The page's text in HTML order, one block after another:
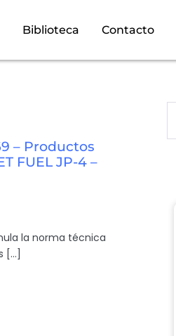
Biblioteca Contacto
– Productos
FUEL JP-4 –
la norma técnica
[…]